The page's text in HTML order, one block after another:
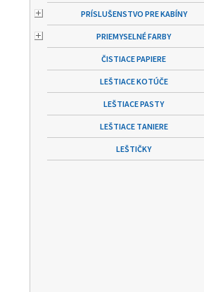
PRÍSLUŠENSTVO PRE KABÍNY
PRIEMYSELNÉ FARBY
ČISTIACE PAPIERE
LEŠTIACE KOTÚČE
LEŠTIACE PASTY
LEŠTIACE TANIERE
LEŠTIČKY